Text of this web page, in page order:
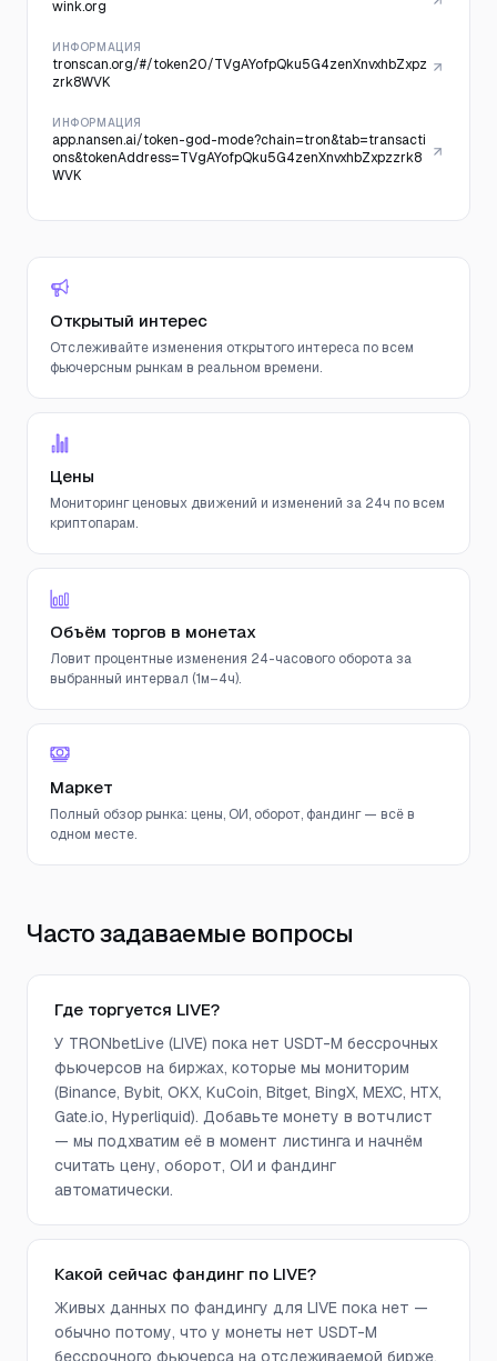
wink.org
ИНФОРМАЦИЯ
tronscan.org/#/token20/TVgAYofpQku5G4zenXnvxhbZxpz
zrk8WVK
ИНФОРМАЦИЯ
app.nansen.ai/token-god-mode?chain=tron&tab=transacti
ons&tokenAddress=TVgAYofpQku5G4zenXnvxhbZxpzzrk8
WVK
Открытый интерес
Отслеживайте изменения открытого интереса по всем
фьючерсным рынкам в реальном времени.
Цены
Мониторинг ценовых движений и изменений за 24ч по всем
криптопарам.
Объём торгов в монетах
Ловит процентные изменения 24-часового оборота за
выбранный интервал (1м–4ч).
Маркет
Полный обзор рынка: цены, ОИ, оборот, фандинг — всё в
одном месте.
Часто задаваемые вопросы
Где торгуется LIVE?
У TRONbetLive (LIVE) пока нет USDT-M бессрочных
фьючерсов на биржах, которые мы мониторим
(Binance, Bybit, OKX, KuCoin, Bitget, BingX, MEXC, HTX,
Gate.io, Hyperliquid). Добавьте монету в вотчлист
— мы подхватим её в момент листинга и начнём
считать цену, оборот, ОИ и фандинг
автоматически.
Какой сейчас фандинг по LIVE?
Живых данных по фандингу для LIVE пока нет —
обычно потому, что у монеты нет USDT-M
бессрочного фьючерса на отслеживаемой бирже.